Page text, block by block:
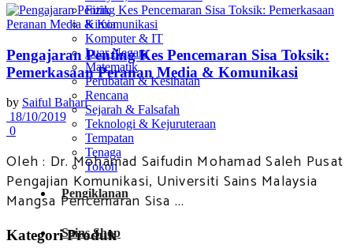
Fizik
Kimia
Komputer & IT
Luar Negara
Matematik
Perubatan & Kesihatan
Rencana
Sejarah & Falsafah
Teknologi & Kejuruteraan
Tempatan
Tenaga
Tokoh
Pengiklanan
Sains Shop
Pengajaran Penting Kes Pencemaran Sisa Toksik:
Pemerkasaan Peranan Media & Komunikasi
by Saiful Bahari
18/10/2019
0
Oleh : Dr. Mohamad Saifudin Mohamad Saleh Pusat
Pengajian Komunikasi, Universiti Sains Malaysia
Mangsa Pencemaran Sisa ...
Kategori Produk